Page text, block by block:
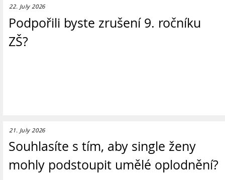
22. July 2026
Podpořili byste zrušení 9. ročníku
ZŠ?
21. July 2026
Souhlasíte s tím, aby single ženy
mohly podstoupit umělé oplodnění?